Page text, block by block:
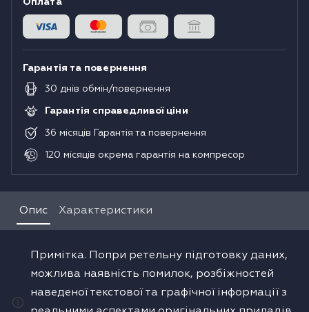
Оплата
Гарантія та повернення
30 днів обмін/повернення
Гарантія справедливої ціни
36 місяців Гарантія та повернення
120 місяців окрема гарантія на компресор
Опис Характеристики
Примітка. Попри ретельну підготовку даних,
можлива наявність помилок, розбіжностей
наведеної текстової та графічної інформації з